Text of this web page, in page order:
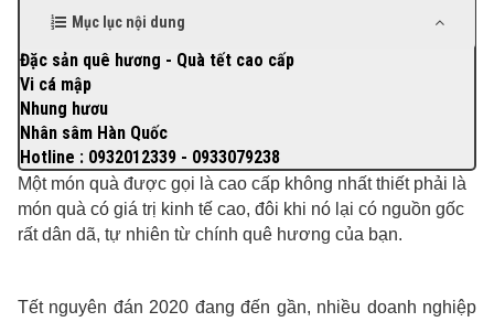
Mục lục nội dung
Đặc sản quê hương - Quà tết cao cấp
Vi cá mập
Nhung hươu
Nhân sâm Hàn Quốc
Hotline : 0932012339 - 0933079238
Một món quà được gọi là cao cấp không nhất thiết phải là
món quà có giá trị kinh tế cao, đôi khi nó lại có nguồn gốc
rất dân dã, tự nhiên từ chính quê hương của bạn.
Tết nguyên đán 2020 đang đến gần, nhiều doanh nghiệp